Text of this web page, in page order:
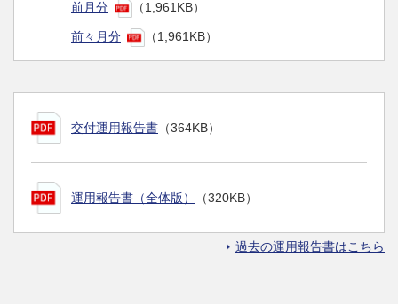
前月分 （1,961KB）
前々月分 （1,961KB）
交付運用報告書 （364KB）
運用報告書（全体版） （320KB）
過去の運用報告書はこちら